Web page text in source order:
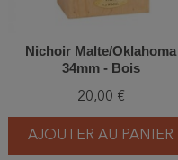
Nichoir Malte/Oklahoma
34mm - Bois
20,00 €
AJOUTER AU PANIER